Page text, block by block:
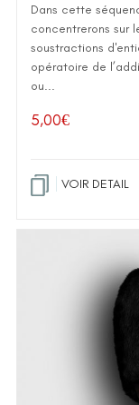
Dans cette
concentrerons sur
soustractions
opératoire de
ou...
5,00€
VOIR DETAIL